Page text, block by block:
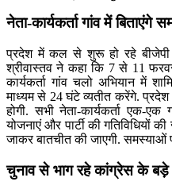
नेता-कार्यकर्ता गांव में बिताएंगे
प्रदेश में कल से शुरू हो रहे
श्रीवास्तव ने कहा कि 7 से 11
कार्यकर्ता गांव चलो अभियान में
माध्यम से 24 घंटे व्यतीत करेंगे.
होगी. सभी नेता-कार्यकर्ता एक-
योजनाएं और पार्टी की गतिविधियों
जाकर बातचीत की जाएगी. समस्याओं
चुनाव से भाग रहे कांग्रेस के बड़े